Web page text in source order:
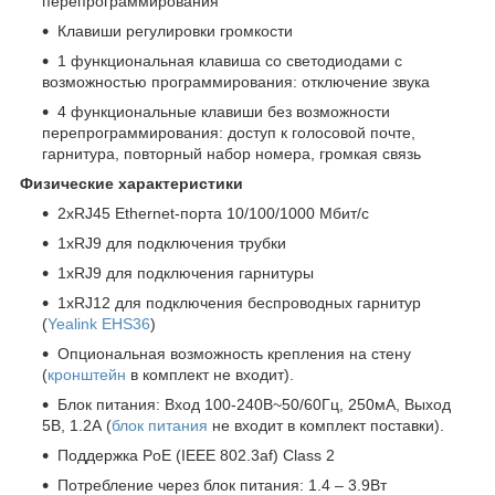
Клавиши регулировки громкости
1 функциональная клавиша со светодиодами с
возможностью программирования: отключение звука
4 функциональные клавиши без возможности
перепрограммирования: доступ к голосовой почте,
гарнитура, повторный набор номера, громкая связь
Физические характеристики
2хRJ45 Ethernet-порта 10/100/1000 Мбит/с
1хRJ9 для подключения трубки
1хRJ9 для подключения гарнитуры
1xRJ12 для подключения беспроводных гарнитур
(Yealink EHS36)
Опциональная возможность крепления на стену
(кронштейн в комплект не входит).
Блок питания: Вход 100-240В~50/60Гц, 250мА, Выход
5В, 1.2А (блок питания не входит в комплект поставки).
Поддержка PoE (IEEE 802.3af) Class 2
Потребление через блок питания: 1.4 – 3.9Вт